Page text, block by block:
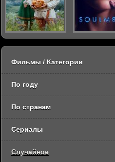
Фильмы / Категории
По году
По странам
Сериалы
Случайное